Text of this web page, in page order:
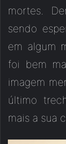
mortes.
sendo
em algum
foi bem
imagem
último
mais a sua